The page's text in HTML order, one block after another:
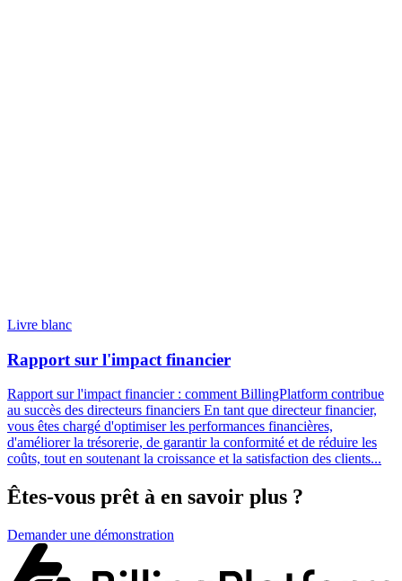
Livre blanc
Rapport sur l'impact financier
Rapport sur l'impact financier : comment BillingPlatform contribue
au succès des directeurs financiers En tant que directeur financier,
vous êtes chargé d'optimiser les performances financières,
d'améliorer la trésorerie, de garantir la conformité et de réduire les
coûts, tout en soutenant la croissance et la satisfaction des clients...
Êtes-vous prêt à en savoir plus ?
Demander une démonstration